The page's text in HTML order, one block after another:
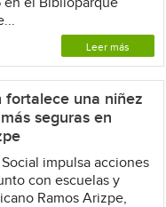
Leer más
fortalece una niñez
seguras en
impulsa acciones
con escuelas y
Ramos Arizpe,